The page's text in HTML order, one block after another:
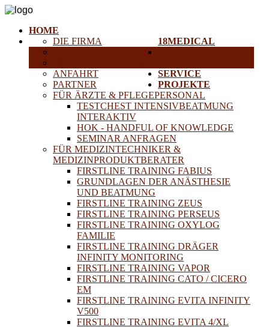
HOME
18MEDICAL
DIE FIRMA
ANFAHRT
PARTNER
FÜR ÄRZTE & PFLEGEPERSONAL
TESTCHEST INTENSIVBEATMUNG
INTERAKTIV
HOK - HANDFUL OF KNOWLEDGE
SEMINAR ANFRAGEN
FÜR MEDIZINTECHNIKER &
MEDIZINPRODUKTBERATER
FIRSTLINE TRAINING FABIUS
GRUNDLAGEN DER ANÄSTHESIE
UND BEATMUNG
FIRSTLINE TRAINING ZEUS
FIRSTLINE TRAINING PERSEUS
FIRSTLINE TRAINING OXYLOG
FAMILIE
FIRSTLINE TRAINING DRÄGER
INFINITY MONITORING
FIRSTLINE TRAINING VAPOR
FIRSTLINE TRAINING CATO / CICERO
EM
FIRSTLINE TRAINING EVITA INFINITY
V500
FIRSTLINE TRAINING EVITA 4/XL
SERVICE
PROJEKTE